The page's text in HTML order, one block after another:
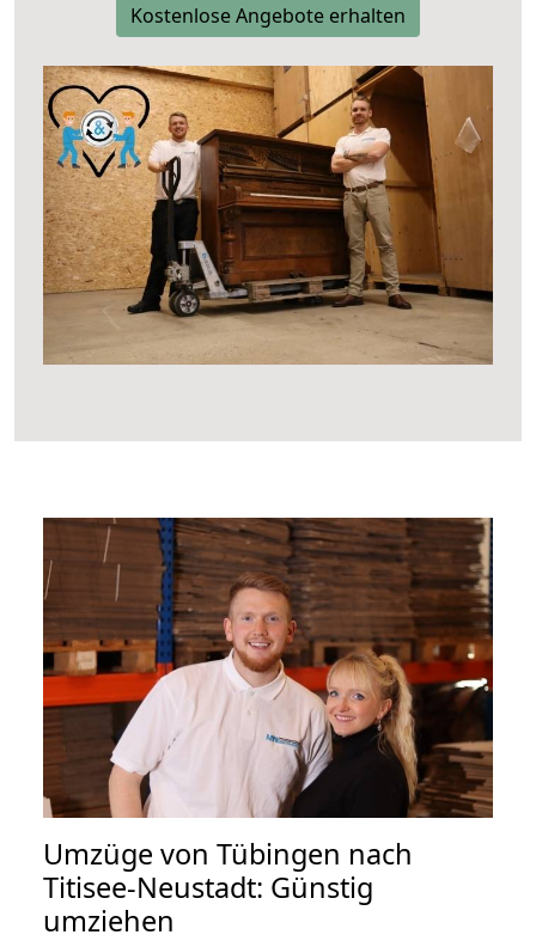
Kostenlose Angebote erhalten
Umzüge von Tübingen nach
Titisee-Neustadt: Günstig
umziehen